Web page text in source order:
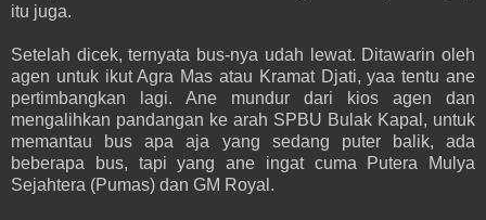
itu juga.
Setelah dicek, ternyata bus-nya udah lewat. Ditawarin oleh
agen untuk ikut Agra Mas atau Kramat Djati, yaa tentu ane
pertimbangkan lagi. Ane mundur dari kios agen dan
mengalihkan pandangan ke arah SPBU Bulak Kapal, untuk
memantau bus apa aja yang sedang puter balik, ada
beberapa bus, tapi yang ane ingat cuma Putera Mulya
Sejahtera (Pumas) dan GM Royal.